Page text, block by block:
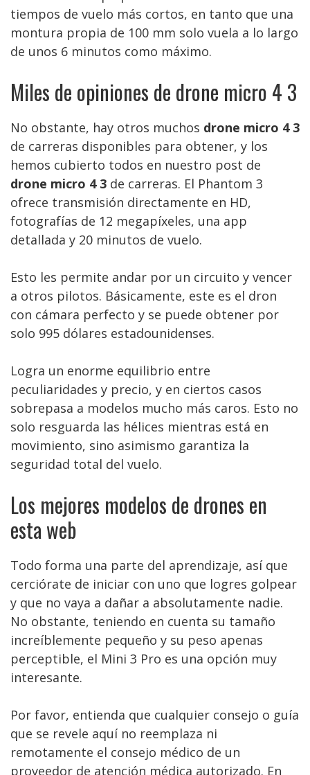
tiempos de vuelo más cortos, en tanto que una
montura propia de 100 mm solo vuela a lo largo
de unos 6 minutos como máximo.
Miles de opiniones de drone micro 4 3
No obstante, hay otros muchos drone micro 4 3
de carreras disponibles para obtener, y los
hemos cubierto todos en nuestro post de
drone micro 4 3 de carreras. El Phantom 3
ofrece transmisión directamente en HD,
fotografías de 12 megapíxeles, una app
detallada y 20 minutos de vuelo.
Esto les permite andar por un circuito y vencer
a otros pilotos. Básicamente, este es el dron
con cámara perfecto y se puede obtener por
solo 995 dólares estadounidenses.
Logra un enorme equilibrio entre
peculiaridades y precio, y en ciertos casos
sobrepasa a modelos mucho más caros. Esto no
solo resguarda las hélices mientras está en
movimiento, sino asimismo garantiza la
seguridad total del vuelo.
Los mejores modelos de drones en
esta web
Todo forma una parte del aprendizaje, así que
cerciórate de iniciar con uno que logres golpear
y que no vaya a dañar a absolutamente nadie.
No obstante, teniendo en cuenta su tamaño
increíblemente pequeño y su peso apenas
perceptible, el Mini 3 Pro es una opción muy
interesante.
Por favor, entienda que cualquier consejo o guía
que se revele aquí no reemplaza ni
remotamente el consejo médico de un
proveedor de atención médica autorizado. En